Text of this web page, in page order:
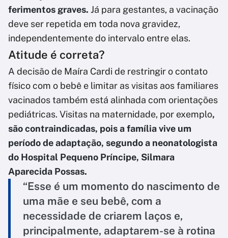
ferimentos graves. Já para gestantes, a vacinação
deve ser repetida em toda nova gravidez,
independentemente do intervalo entre elas.
Atitude é correta?
A decisão de Maíra Cardi de restringir o contato
físico com o bebê e limitar as visitas aos familiares
vacinados também está alinhada com orientações
pediátricas. Visitas na maternidade, por exemplo,
são contraindicadas, pois a família vive um
período de adaptação, segundo a neonatologista
do Hospital Pequeno Príncipe, Silmara
Aparecida Possas.
“Esse é um momento do nascimento de
uma mãe e seu bebê, com a
necessidade de criarem laços e,
principalmente, adaptarem-se à rotina